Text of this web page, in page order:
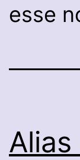
esse